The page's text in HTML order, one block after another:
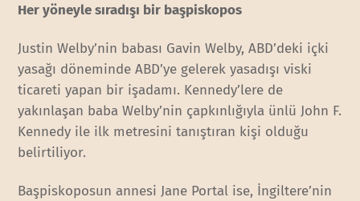
Her yöneyle sıradışı bir başpiskopos
Justin Welby’nin babası Gavin Welby, ABD’deki içki
yasağı döneminde ABD’ye gelerek yasadışı viski
ticareti yapan bir işadamı. Kennedy’lere de
yakınlaşan baba Welby’nin çapkınlığıyla ünlü John F.
Kennedy ile ilk metresini tanıştıran kişi olduğu
belirtiliyor.
Başpiskoposun annesi Jane Portal ise, İngiltere’nin